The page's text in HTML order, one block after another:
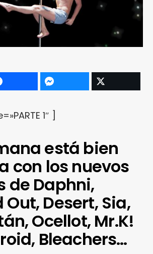
1″ ]
está bien
con los nuevos
de Daphni,
Desert, Sia,
Ocellot, Mr.K!
Bleachers…